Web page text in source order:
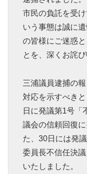
市民の負託を受
いう事態は誠に
の皆様にご迷惑
とを、深くお詫び
三浦議員逮捕の
対応を示すべき
日に発議第1号「
議会の信頼回復
た、30日には発
委員長不信任決
いたしました。